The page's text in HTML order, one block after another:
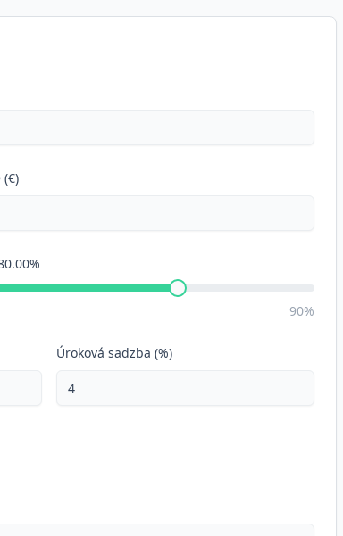
90%
Úroková sadzba (%)